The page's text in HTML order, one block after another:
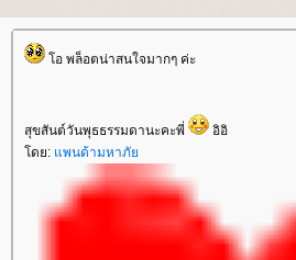
อ พล็อตน่าสนใจมากๆ ค่ะ
สุขสันต์วันพุธธรรมดานะคะพี่
อิอิ
ดย: พนด้ามหาภั